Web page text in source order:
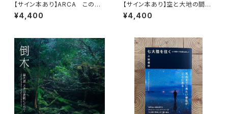
【サイン本あり】ARCA この星
の物語
¥4,400
【サイン本あり】空と大地の間、
夢と現の境界線 ─EVEREST
─
¥4,400